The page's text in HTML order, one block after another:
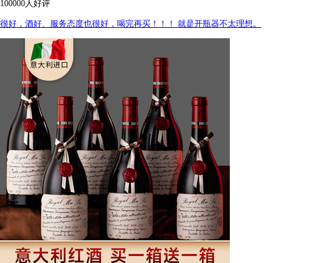
100000人好评
很好，酒好、服务态度也很好，喝完再买！！！ 就是开瓶器不太理想。